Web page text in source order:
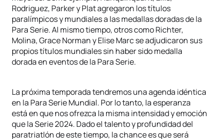
Rodriguez, Parker y Plat agregaron los títulos
paralímpicos y mundiales a las medallas doradas de la
Para Serie. Al mismo tiempo, otros como Richter,
Molina, Grace Norman y Elise Marc se adjudicaron sus
propios títulos mundiales sin haber sido medalla
dorada en eventos de la Para Serie.
La próxima temporada tendremos una agenda idéntica
en la Para Serie Mundial. Por lo tanto, la esperanza
está en que nos ofrezca la misma intensidad y emoción
que la Serie 2024. Dado el talento y profundidad del
paratriatlón de este tiempo, la chance es que será